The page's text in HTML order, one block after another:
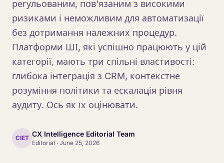
регульованим, пов'язаним з високими
ризиками і неможливим для автоматизації
без дотримання належних процедур.
Платформи ШІ, які успішно працюють у цій
категорії, мають три спільні властивості:
глибока інтеграція з CRM, контекстне
розуміння політики та ескалація рівня
аудиту. Ось як їх оцінювати.
CIET CX Intelligence Editorial Team
Editorial · June 25, 2026